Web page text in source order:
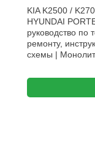
KIA K2500 /
HYUNDAI
руководство по
ремонту,
схемы | Монолит